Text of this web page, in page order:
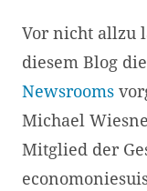
Vor nicht allzu
diesem Blog die
Newsrooms
Michael
Mitglied der